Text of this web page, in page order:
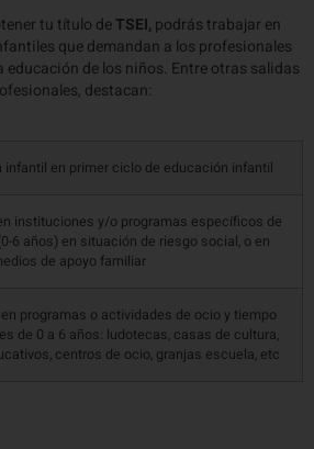
tu título deTSEI, podrás trabajar en
que demandan a los profesionales
de los niños. Entre otras salidas
destacan:
infantil en primer ciclo de educación infantil
instituciones y/o programas específicos de
6 años) en situación de riesgo social, o en
de apoyo familiar
programas o actividades de ocio y tiempo
de 0 a 6 años: ludotecas, casas de cultura,
centros de ocio, granjas escuela, etc